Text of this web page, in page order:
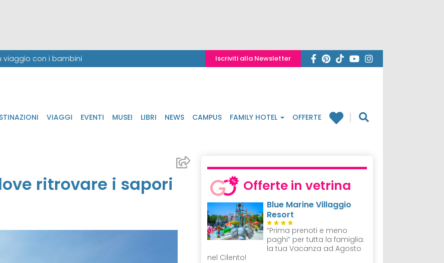
viaggio con i bambini Iscriviti alla Newsletter
VIAGGI EVENTI MUSEI LIBRI NEWS CAMPUS FAMILY HOTEL OFFERTE
ritrovare i sapori Offerte in vetrina
Blue Marine Villaggio
Resort
“Prima prenoti e meno
paghi” per tutta la famiglia:
la tua Vacanza ad Agosto
nel Cilento!